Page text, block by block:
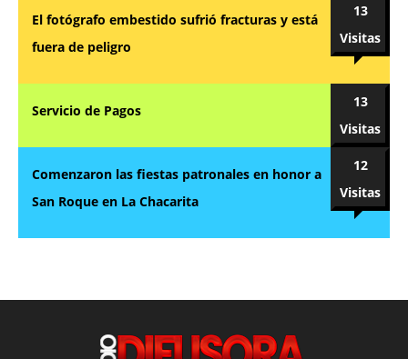
El fotógrafo embestido sufrió fracturas y está
fuera de peligro
13
Visitas
Servicio de Pagos
13
Visitas
Comenzaron las fiestas patronales en honor a
San Roque en La Chacarita
12
Visitas